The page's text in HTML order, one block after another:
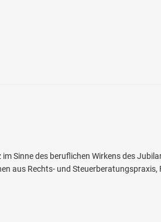
Sinne des beruflichen Wirkens des
aus Rechts- und